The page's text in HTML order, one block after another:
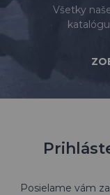
Všetky
Posielame vám